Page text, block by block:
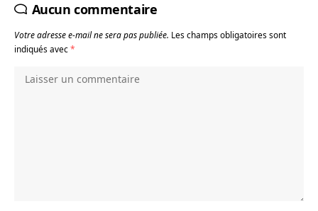
Aucun commentaire
Votre adresse e-mail ne sera pas publiée. Les champs obligatoires sont
indiqués avec*